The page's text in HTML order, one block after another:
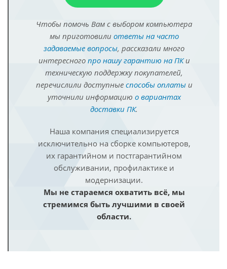
Чтобы помочь Вам с выбором компьютера
мы приготовили ответы на часто
задаваемые вопросы, рассказали много
интересного про нашу гарантию на ПКи
техническую поддержку покупателей,
перечислили доступные способы оплатыи
уточнили информацию о вариантах
доставки ПК.
Наша компания специализируется
исключительно на сборке компьютеров,
их гарантийном и постгарантийном
обслуживании, профилактике и
модернизации.
Мы не стараемся охватить всё, мы
стремимся быть лучшими в своей
области.